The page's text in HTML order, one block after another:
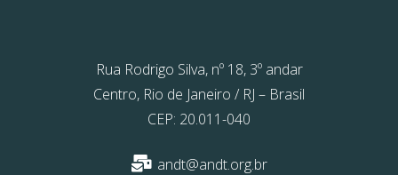
Rua Rodrigo Silva, nº 18, 3º andar
Centro, Rio de Janeiro / RJ – Brasil
CEP: 20.011-040
andt@andt.org.br